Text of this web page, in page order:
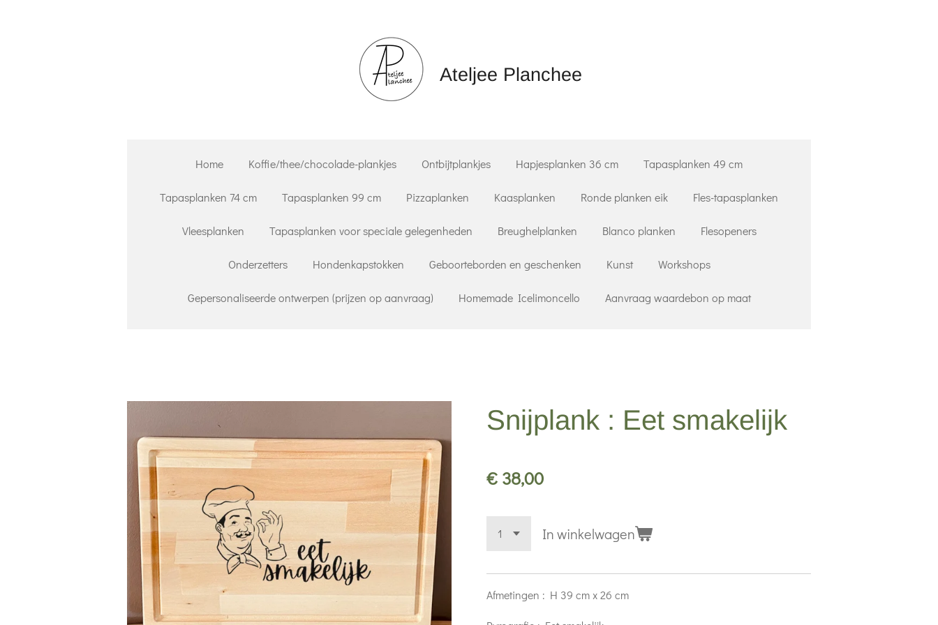
Ateljee Planchee
Home Koffie/thee/chocolade-plankjes Ontbijtplankjes Hapjesplanken 36 cm Tapasplanken 49 cm
Tapasplanken 74 cm Tapasplanken 99 cm Pizzaplanken Kaasplanken Ronde planken eik Fles-tapasplanken
Vleesplanken Tapasplanken voor speciale gelegenheden Breughelplanken Blanco planken Flesopeners
Onderzetters Hondenkapstokken Geboorteborden en geschenken Kunst Workshops
Gepersonaliseerde ontwerpen (prijzen op aanvraag) Homemade Icelimoncello Aanvraag waardebon op maat
Snijplank : Eet smakelijk
€ 38,00
In winkelwagen
Afmetingen : H 39 cm x 26 cm